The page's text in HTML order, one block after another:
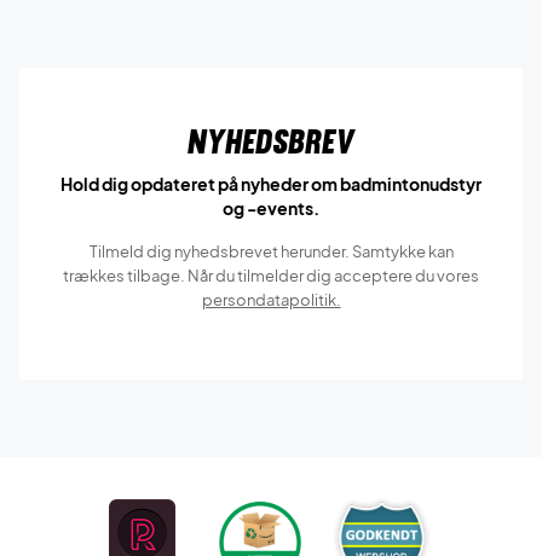
Nyhedsbrev
Hold dig opdateret på nyheder om badmintonudstyr
og -events.
Tilmeld dig nyhedsbrevet herunder. Samtykke kan
trækkes tilbage. Når du tilmelder dig acceptere du vores
persondatapolitik.